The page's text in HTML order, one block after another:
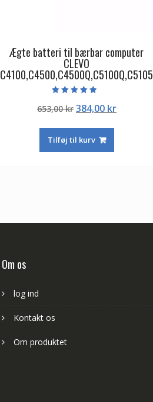
Ægte batteri til bærbar computer
CLEVO
C4100,C4500,C4500Q,C5100Q,C5105
4.50
ud af 5
653,00kr Den
pris
var:
384,00 krDen
Tilføj til kurv
Om os
log ind
Kontakt os
Om produktet